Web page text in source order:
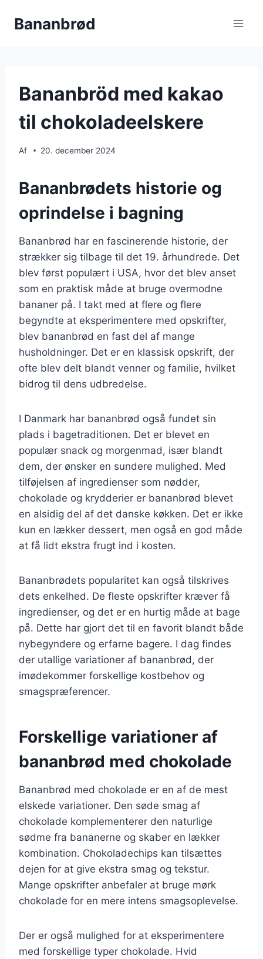
Bananbrød
Bananbröd med kakao
til chokoladeelskere
Af 20. december 2024
Bananbrødets historie og
oprindelse i bagning
Bananbrød har en fascinerende historie, der
strækker sig tilbage til det 19. århundrede. Det
blev først populært i USA, hvor det blev anset
som en praktisk måde at bruge overmodne
bananer på. I takt med at flere og flere
begyndte at eksperimentere med opskrifter,
blev bananbrød en fast del af mange
husholdninger. Det er en klassisk opskrift, der
ofte blev delt blandt venner og familie, hvilket
bidrog til dens udbredelse.
I Danmark har bananbrød også fundet sin
plads i bagetraditionen. Det er blevet en
populær snack og morgenmad, især blandt
dem, der ønsker en sundere mulighed. Med
tilføjelsen af ingredienser som nødder,
chokolade og krydderier er bananbrød blevet
en alsidig del af det danske køkken. Det er ikke
kun en lækker dessert, men også en god måde
at få lidt ekstra frugt ind i kosten.
Bananbrødets popularitet kan også tilskrives
dets enkelhed. De fleste opskrifter kræver få
ingredienser, og det er en hurtig måde at bage
på. Dette har gjort det til en favorit blandt både
nybegyndere og erfarne bagere. I dag findes
der utallige variationer af bananbrød, der
imødekommer forskellige kostbehov og
smagspræferencer.
Forskellige variationer af
bananbrød med chokolade
Bananbrød med chokolade er en af de mest
elskede variationer. Den søde smag af
chokolade komplementerer den naturlige
sødme fra bananerne og skaber en lækker
kombination. Chokoladechips kan tilsættes
dejen for at give ekstra smag og tekstur.
Mange opskrifter anbefaler at bruge mørk
chokolade for en mere intens smagsoplevelse.
Der er også mulighed for at eksperimentere
med forskellige typer chokolade. Hvid